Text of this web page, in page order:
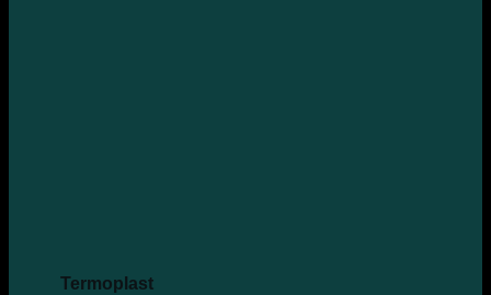
Termoplast